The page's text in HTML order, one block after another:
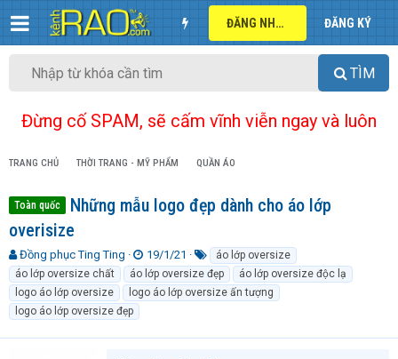
ĐĂNG NHẬP ĐĂNG KÝ
TÌM
Đừng cố SPAM, sẽ cấm vĩnh viễn ngay và luôn
TRANG CHỦ THỜI TRANG - MỸ PHẨM QUẦN ÁO
Toàn quốc
Những mẫu logo đẹp dành cho áo lớp
overisize
T
h
r
e
a
Đồng phục Ting Ting
N
g
à
y
19/1/21
ừ
k
h
áo lớp oversize
áo lớp oversize chất
áo lớp oversize đẹp
áo lớp oversize độc lạ
logo áo lớp oversize
logo áo lớp oversize ấn tượng
logo áo lớp oversize đẹp